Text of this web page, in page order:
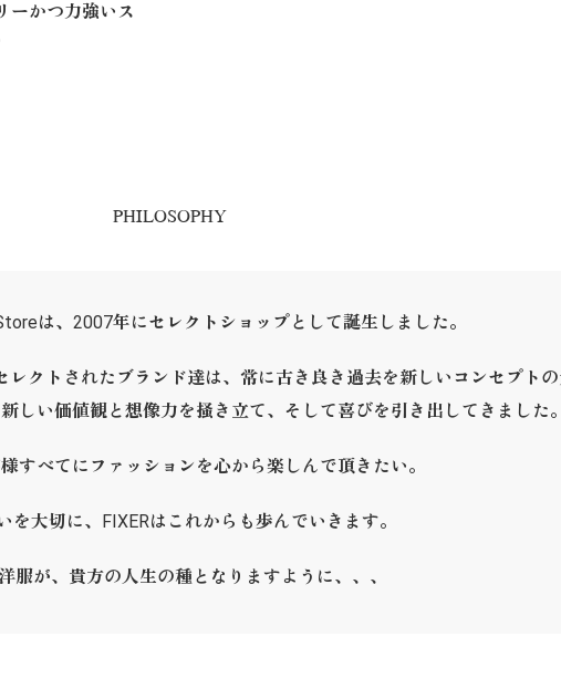
ーかつ力強いス
PHILOSOPHY
は、2007年にセレクトショップとして誕生しました。
クトされたブランド達は、常に古き良き過去を新しいコンセプトの
しい価値観と想像力を掻き立て、そして喜びを引き出してきました。
すべてにファッションを心から楽しんで頂きたい。
を大切に、FIXERはこれからも歩んでいきます。
服が、貴方の人生の種となりますように、、、